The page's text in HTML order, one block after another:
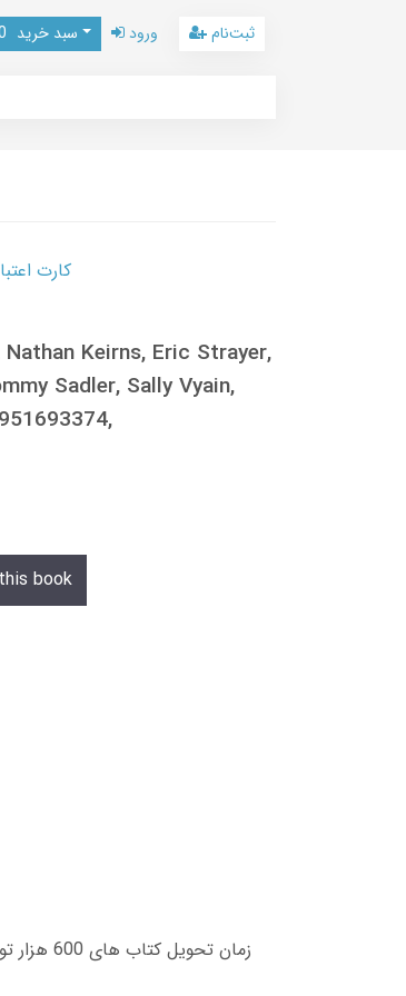
سبد خرید ورود ثبت‌نام
کارت اعتباری کتاب
Keirns, Eric Strayer,
Sadler, Sally Vyain,
book